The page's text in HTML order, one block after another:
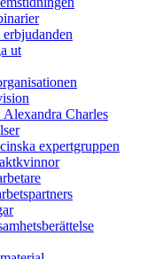
ut
Charles
expertgruppen